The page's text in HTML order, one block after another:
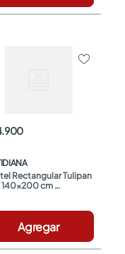
Rectangular Tulipan
140x200 cm
Agregar